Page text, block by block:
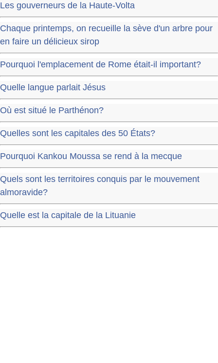
Les gouverneurs de la Haute-Volta
Chaque printemps, on recueille la sève d'un arbre pour
en faire un délicieux sirop
Pourquoi l'emplacement de Rome était-il important?
Quelle langue parlait Jésus
Où est situé le Parthénon?
Quelles sont les capitales des 50 États?
Pourquoi Kankou Moussa se rend à la mecque
Quels sont les territoires conquis par le mouvement
almoravide?
Quelle est la capitale de la Lituanie